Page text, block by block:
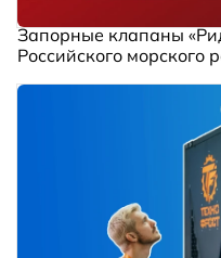
Запорные клапаны
Российского морского